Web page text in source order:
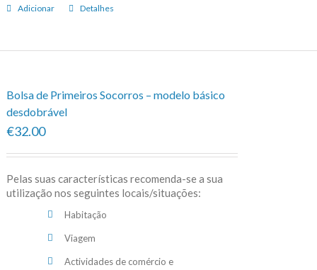
Adicionar Detalhes
Bolsa de Primeiros Socorros – modelo básico
desdobrável
€32.00
Pelas suas características recomenda-se a sua
utilização nos seguintes locais/situações:
Habitação
Viagem
Actividades de comércio e